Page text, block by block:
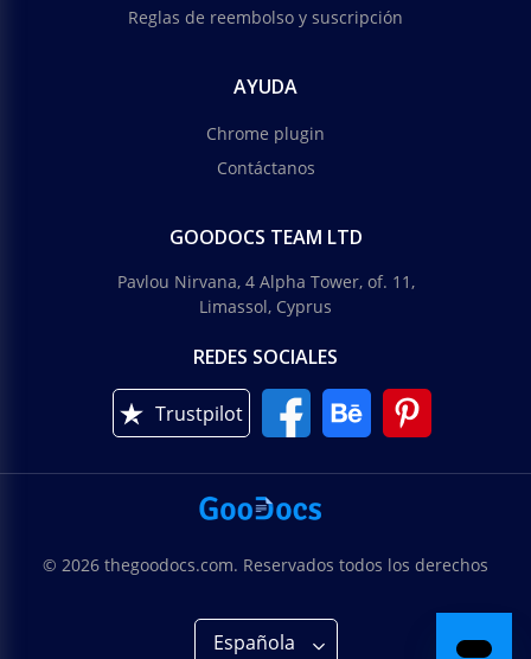
Reglas de reembolso y suscripción
AYUDA
Chrome plugin
Contáctanos
GOODOCS TEAM LTD
Pavlou Nirvana, 4 Alpha Tower, of. 11,
Limassol, Cyprus
REDES SOCIALES
Trustpilot
© 2026 thegoodocs.com. Reservados todos los derechos
Española